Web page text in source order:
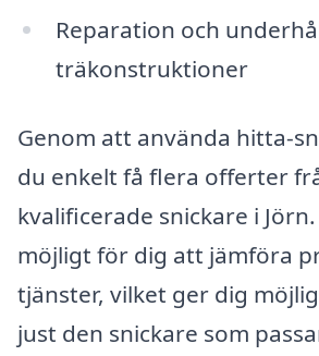
Reparation och
träkonstruktioner
Genom att använda hitta-
du enkelt få flera offerter
kvalificerade snickare i
möjligt för dig att jämföra
tjänster, vilket ger dig
just den snickare som